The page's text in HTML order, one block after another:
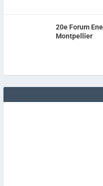
20e Forum
Montpellier